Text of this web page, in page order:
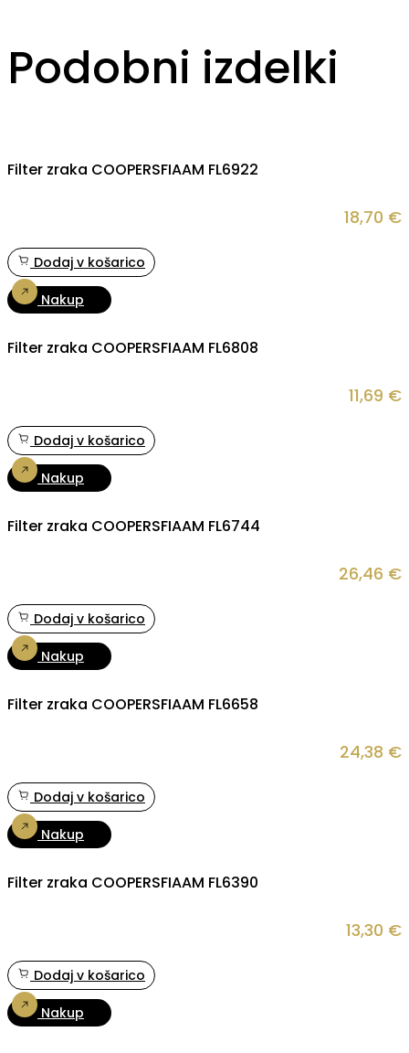
Podobni izdelki
Filter zraka COOPERSFIAAM FL6922
18,70 €
Dodaj v košarico
Nakup
Filter zraka COOPERSFIAAM FL6808
11,69 €
Dodaj v košarico
Nakup
Filter zraka COOPERSFIAAM FL6744
26,46 €
Dodaj v košarico
Nakup
Filter zraka COOPERSFIAAM FL6658
24,38 €
Dodaj v košarico
Nakup
Filter zraka COOPERSFIAAM FL6390
13,30 €
Dodaj v košarico
Nakup